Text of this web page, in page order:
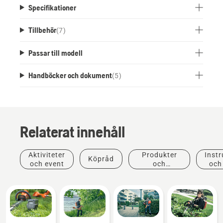
Specifikationer
Tillbehör(7)
Passar till modell
Handböcker och dokument(5)
Relaterat innehåll
Aktiviteter
och event
Köpråd
Produkter
och